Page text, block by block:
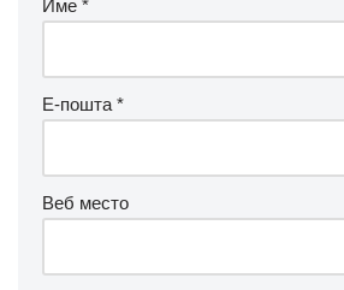
Име *
Е-пошта *
Веб место